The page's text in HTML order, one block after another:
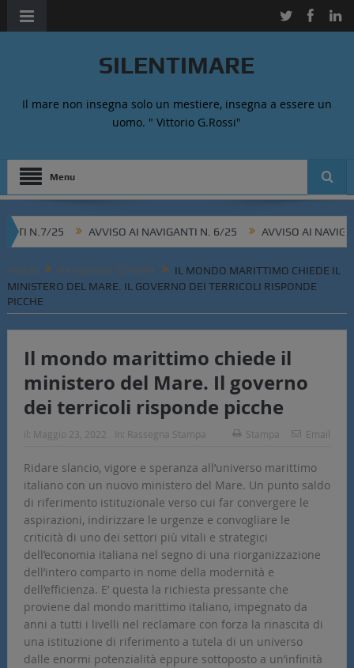
SILENTIMARE
Il mare non insegna solo un mestiere, insegna a essere un
uomo. " Vittorio G.Rossi"
Menu
N.7/25 AVVISO AI NAVIGANTI N. 6/25 AVVISO AI NAVIGANTI
HOME RASSEGNA STAMPA
IL MONDO MARITTIMO CHIEDE IL
MINISTERO DEL MARE. IL GOVERNO DEI TERRICOLI RISPONDE
PICCHE
Il mondo marittimo chiede il
ministero del Mare. Il governo
dei terricoli risponde picche
il: Maggio 23, 2022 In: Rassegna Stampa Stampa Email
Ridare slancio, vigore e speranza all’universo marittimo
italiano con un nuovo ministero del Mare. Un punto saldo
di riferimento istituzionale verso cui far convergere le
aspirazioni, indirizzare le urgenze e convogliare le
criticità di uno dei settori più vitali e strategici
dell’economia italiana nel segno di una riorganizzazione
dell’intero comparto in nome della modernità e
dell’efficienza. E’ questa la richiesta pressante che
proviene dal mondo marittimo italiano, impegnato da
anni a tutti i livelli nel reclamare con forza la rinascita di
una istituzione di riferimento a tutela di un universo
dalle enormi potenzialità eppure sottoposto a un’infinità